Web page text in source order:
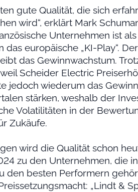
gute Qualität, die sich
wird“, erklärt Mark
Unternehmen ist
europäische „KI-Play“.
das Gewinnwachstum.
Scheider Electric
jedoch wiederum das
stärken, weshalb der
Volatilitäten in der
Zukäufe.
wird die Qualität schon
zu den Unternehmen, die
den besten Performern
„Lindt &